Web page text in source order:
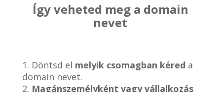
Így veheted meg a domain
nevet
1. Döntsd el melyik csomagban kéred a
domain nevet.
2. Magánszemélyként vagy vállalkozás